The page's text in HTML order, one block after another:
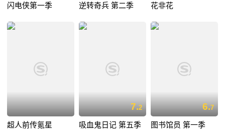
闪电侠第一季 逆转奇兵 第二季 花非花
超人前传氪星
7.2
吸血鬼日记 第五季
6.7
图书馆员 第一季